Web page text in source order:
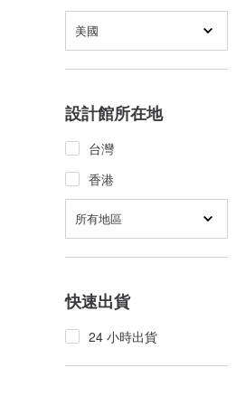
美國
設計館所在地
台灣
香港
所有地區
快速出貨
24 小時出貨